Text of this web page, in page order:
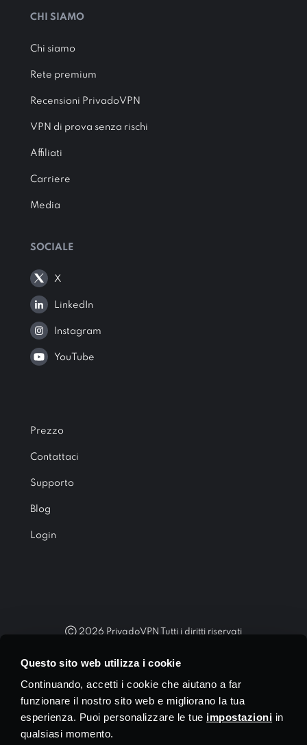
Questo sito web utilizza i cookie
Continuando, accetti i cookie che aiutano a far
funzionare il nostro sito web e migliorano la tua
esperienza. Puoi personalizzare le tue impostazioni in
qualsiasi momento.
CHI SIAMO
Chi siamo
Rete premium
Recensioni PrivadoVPN
VPN di prova senza rischi
Affiliati
Carriere
Media
SOCIALE
X
LinkedIn
Instagram
YouTube
Prezzo
Contattaci
Supporto
Blog
Login
Ⓒ 2026 PrivadoVPN Tutti i diritti riservati